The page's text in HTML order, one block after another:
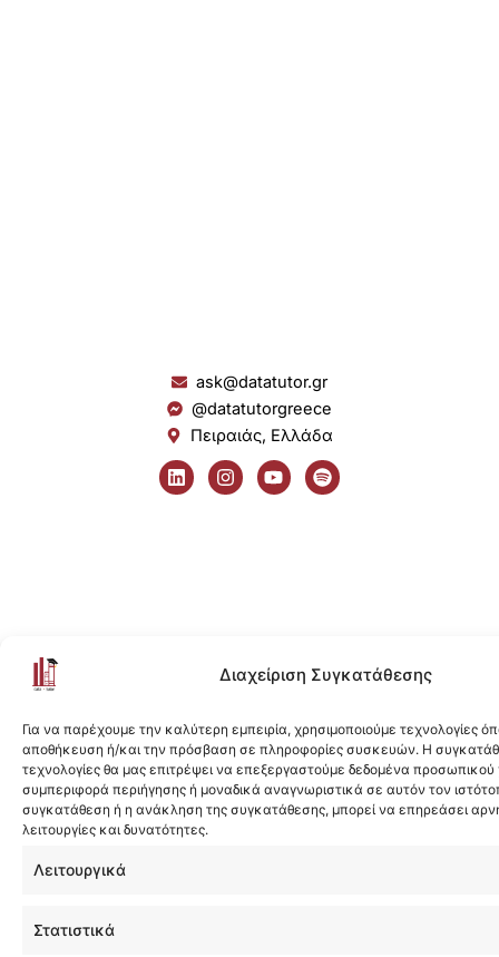
Διαχείριση Συγκατάθεσης
Για να παρέχουμε την καλύτερη εμπειρία, χρησιμοποιούμε τεχνολογίες
αποθήκευση ή/και την πρόσβαση σε πληροφορίες συσκευών. Η
τεχνολογίες θα μας επιτρέψει να επεξεργαστούμε δεδομένα
συμπεριφορά περιήγησης ή μοναδικά αναγνωριστικά σε αυτόν τον
συγκατάθεση ή η ανάκληση της συγκατάθεσης, μπορεί να επηρεάσει
λειτουργίες και δυνατότητες.
Λειτουργικά
Στατιστικά
ask@datatutor.gr
@datatutorgreece
Πειραιάς, Ελλάδα
L
i
n
I
n
s
Y
o
u
S
p
o